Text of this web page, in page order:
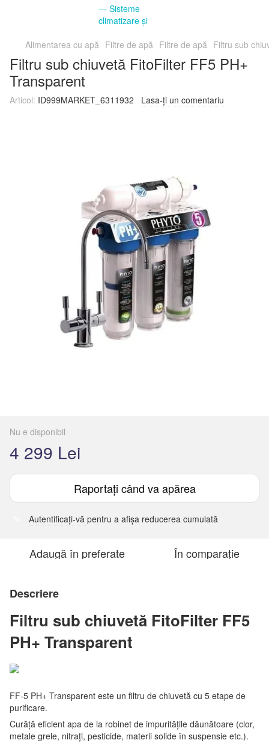
Alimentarea cu apă Filtre de apă Filtre de apă Filtru sub
Filtru sub chiuvetă FitoFilter FF5 PH+
Transparent
Articol: ID999MARKET_6311932 Lasa-ți un comentariu
Nu e disponibil
4 299 Lei
Raportați când va apărea
Autentificați-vă pentru a afișa reducerea cumulată
Adaugă în preferate În comparație
Descriere
Filtru sub chiuvetă FitoFilter FF5
PH+ Transparent
FF-5 PH+ Transparent este un filtru de chiuvetă cu 5 etape de
purificare.
Curăță eficient apa de la robinet de impuritățile dăunătoare (clor,
metale grele, nitrați, pesticide, materii solide în suspensie etc.).